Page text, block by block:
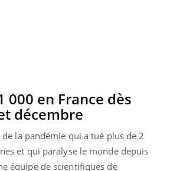
000 en France dès
décembre
de la pandémie qui a tué plus de 2
et qui paralyse le monde depuis
équipe de scientifiques de